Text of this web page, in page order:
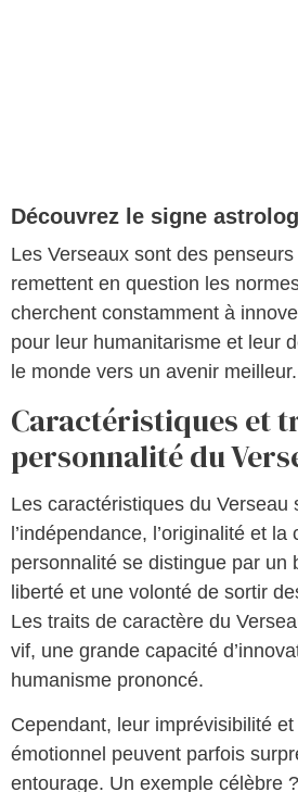
Découvrez le signe
Les Verseaux sont des
remettent en question les
cherchent constamment à
pour leur humanitarisme et leur
le monde vers un avenir meilleur.
Caractéristiques et
personnalité du
Les caractéristiques du Verseau
l’indépendance, l’originalité et
personnalité se distingue par un
liberté et une volonté de sortir
Les traits de caractère du
vif, une grande capacité
humanisme prononcé.
Cependant, leur imprévisibilité
émotionnel peuvent parfois
entourage. Un exemple célèbre